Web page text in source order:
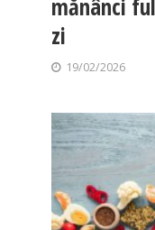
zi
19/02/2026